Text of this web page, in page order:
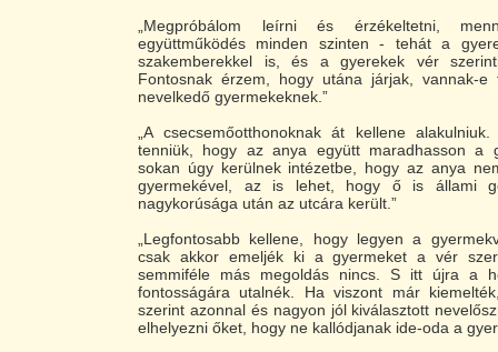
„Megpróbálom leírni és érzékeltetni,
együttműködés minden szinten - tehát a
szakemberekkel is, és a gyerekek vér
Fontosnak érzem, hogy utána járjak, vannak-e
nevelkedő gyermekeknek.”
„A csecsemőotthonoknak át kellene
tenniük, hogy az anya együtt maradhasson a
sokan úgy kerülnek intézetbe, hogy az anya
gyermekével, az is lehet, hogy ő is állami
nagykorúsága után az utcára került.”
„Legfontosabb kellene, hogy legyen a
csak akkor emeljék ki a gyermeket a vér
semmiféle más megoldás nincs. S itt újra a
fontosságára utalnék. Ha viszont már
szerint azonnal és nagyon jól kiválasztott
elhelyezni őket, hogy ne kallódjanak ide-oda a